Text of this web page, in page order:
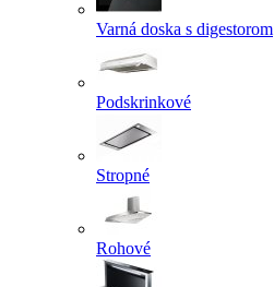
Varná doska s digestorom
Podskrinkové
Stropné
Rohové